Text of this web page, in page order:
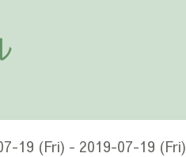
19 (Fri) - 2019-07-19 (Fri)